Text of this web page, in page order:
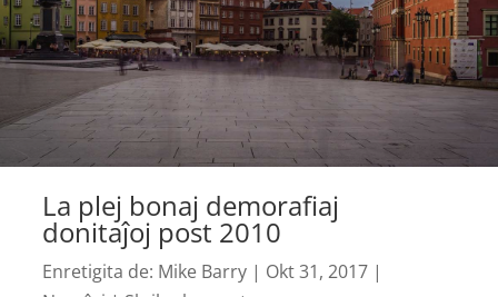
La plej bonaj demorafiaj
donitaĵoj post 2010
Enretigita de: Mike Barry | Okt 31, 2017 |